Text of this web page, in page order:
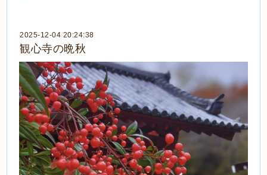
2025-12-04 20:24:38
観心寺の晩秋